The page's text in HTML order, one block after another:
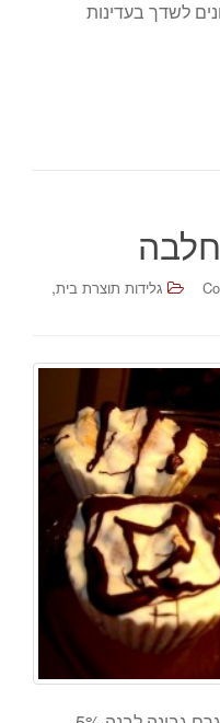
לשדך בעדינות
גלידות תוצרת בית,